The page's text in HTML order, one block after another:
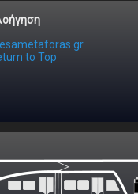
to Top